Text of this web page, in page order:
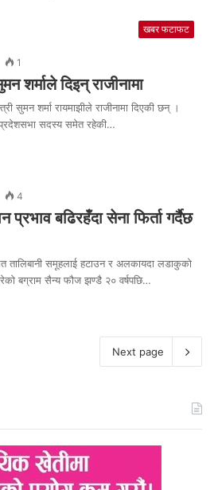
खबर फटाफट
1
शर्माले दिइन् राजीनामा
सुमन शर्मा रायमाझीले राजीनामा दिएकी छन् ।
प्रदेशसभा सदस्य समेत रहेकी…
4
प्रभाव बढिरहँदा सेना फिर्ता गर्दैछ
तालिबानी समूहलाई हटाउन र अलकायदा लडाकुको
बग्राम सैन्य फौज झण्डै २० वर्षपछि…
Next page